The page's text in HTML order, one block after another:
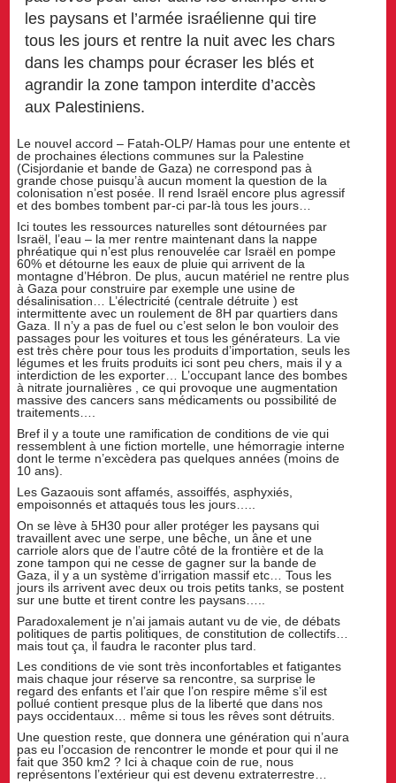
les paysans et l’armée israélienne qui tire
tous les jours et rentre la nuit avec les chars
dans les champs pour écraser les blés et
agrandir la zone tampon interdite d’accès
aux Palestiniens.
Le nouvel accord – Fatah-OLP/ Hamas pour une entente et
de prochaines élections communes sur la Palestine
(Cisjordanie et bande de Gaza) ne correspond pas à
grande chose puisqu’à aucun moment la question de la
colonisation n’est posée. Il rend Israël encore plus agressif
et des bombes tombent par-ci par-là tous les jours…
Ici toutes les ressources naturelles sont détournées par
Israël, l’eau – la mer rentre maintenant dans la nappe
phréatique qui n’est plus renouvelée car Israël en pompe
60% et détourne les eaux de pluie qui arrivent de la
montagne d’Hébron. De plus, aucun matériel ne rentre plus
à Gaza pour construire par exemple une usine de
désalinisation… L’électricité (centrale détruite ) est
intermittente avec un roulement de 8H par quartiers dans
Gaza. Il n’y a pas de fuel ou c’est selon le bon vouloir des
passages pour les voitures et tous les générateurs. La vie
est très chère pour tous les produits d’importation, seuls les
légumes et les fruits produits ici sont peu chers, mais il y a
interdiction de les exporter… L’occupant lance des bombes
à nitrate journalières , ce qui provoque une augmentation
massive des cancers sans médicaments ou possibilité de
traitements….
Bref il y a toute une ramification de conditions de vie qui
ressemblent à une fiction mortelle, une hémorragie interne
dont le terme n’excèdera pas quelques années (moins de
10 ans).
Les Gazaouis sont affamés, assoiffés, asphyxiés,
empoisonnés et attaqués tous les jours…..
On se lève à 5H30 pour aller protéger les paysans qui
travaillent avec une serpe, une bêche, un âne et une
carriole alors que de l’autre côté de la frontière et de la
zone tampon qui ne cesse de gagner sur la bande de
Gaza, il y a un système d’irrigation massif etc… Tous les
jours ils arrivent avec deux ou trois petits tanks, se postent
sur une butte et tirent contre les paysans…..
Paradoxalement je n’ai jamais autant vu de vie, de débats
politiques de partis politiques, de constitution de collectifs…
mais tout ça, il faudra le raconter plus tard.
Les conditions de vie sont très inconfortables et fatigantes
mais chaque jour réserve sa rencontre, sa surprise le
regard des enfants et l’air que l’on respire même s’il est
pollué contient presque plus de la liberté que dans nos
pays occidentaux… même si tous les rêves sont détruits.
Une question reste, que donnera une génération qui n’aura
pas eu l’occasion de rencontrer le monde et pour qui il ne
fait que 350 km2 ? Ici à chaque coin de rue, nous
représentons l’extérieur qui est devenu extraterrestre…